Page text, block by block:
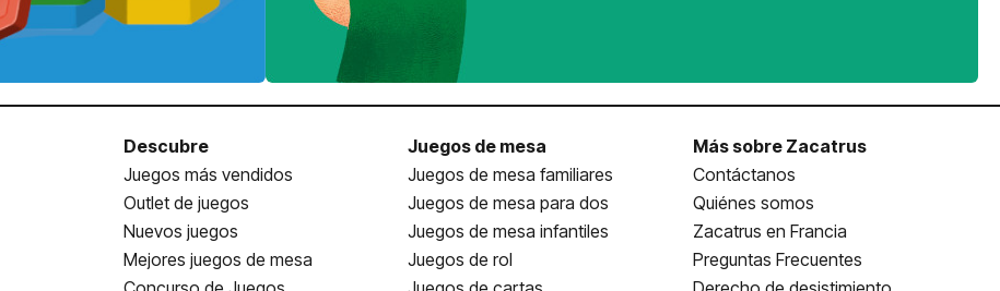
Descubre
Juegos más vendidos
Outlet de juegos
Nuevos juegos
Mejores juegos de mesa
Juegos de mesa
Juegos de mesa familiares
Juegos de mesa para dos
Juegos de mesa infantiles
Juegos de rol
Más sobre Zacatrus
Contáctanos
Quiénes somos
Zacatrus en Francia
Preguntas Frecuentes